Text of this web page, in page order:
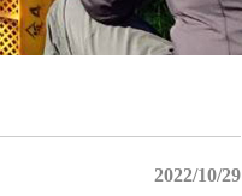
2022/10/29